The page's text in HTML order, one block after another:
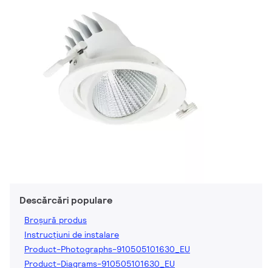
Descărcări populare
Broșură produs
Instrucțiuni de instalare
Product-Photographs-910505101630_EU
Product-Diagrams-910505101630_EU